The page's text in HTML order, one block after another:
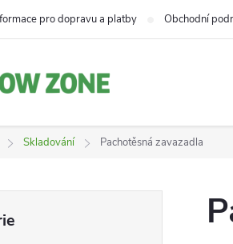
pro dopravu a platby Obchodní
Skladování Pachotěsná zavazadla